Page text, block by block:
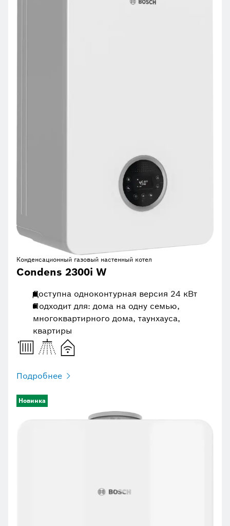
Конденсационный газовый настенный котел
Condens 2300i W
Доступна одноконтурная версия 24 кВт
Подходит для: дома на одну семью,
многоквартирного дома, таунхауса,
квартиры
Подробнее
Новинка